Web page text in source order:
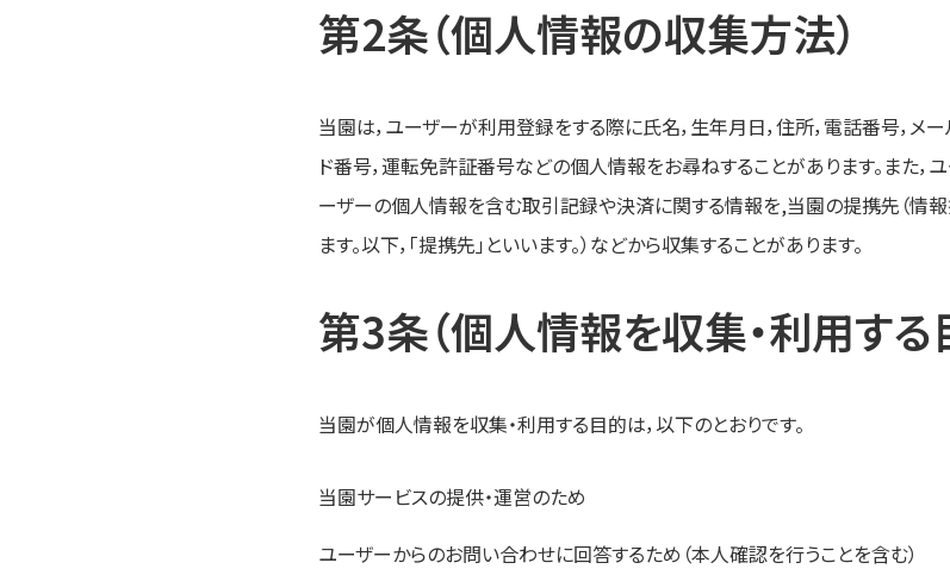
第2条（個人情報の収集方法）
当園は，ユーザーが利用登録をする際に氏名，生年月日，住所，電話番号，メ
ド番号，運転免許証番号などの個人情報をお尋ねすることがあります。また
ーザーの個人情報を含む取引記録や決済に関する情報を,当園の提携先（情
ます。以下，｢提携先｣といいます。）などから収集することがあります。
第3条（個人情報を収集・利用する
当園が個人情報を収集・利用する目的は，以下のとおりです。
当園サービスの提供・運営のため
ユーザーからのお問い合わせに回答するため（本人確認を行うことを含む）